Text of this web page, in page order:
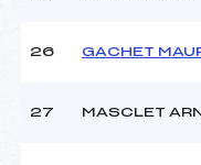
26 GACHET
27 MASCLET